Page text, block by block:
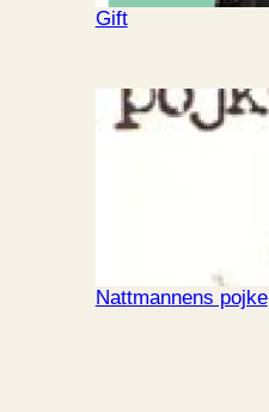
Gift
Nattmannens pojke